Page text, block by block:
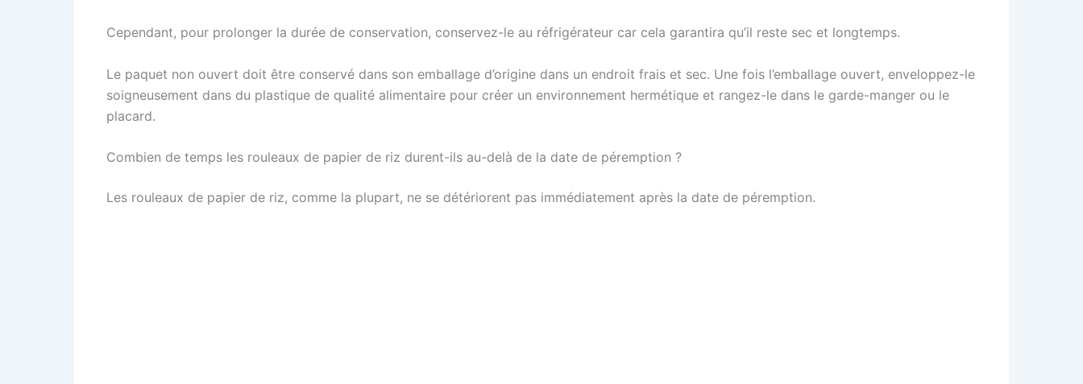
Cependant, pour prolonger la durée de conservation, conservez-le au réfrigérateur car cela garantira qu’il reste sec et longtemps.
Le paquet non ouvert doit être conservé dans son emballage d’origine dans un endroit frais et sec. Une fois l’emballage ouvert, enveloppez-le
soigneusement dans du plastique de qualité alimentaire pour créer un environnement hermétique et rangez-le dans le garde-manger ou le
placard.
Combien de temps les rouleaux de papier de riz durent-ils au-delà de la date de péremption ?
Les rouleaux de papier de riz, comme la plupart, ne se détériorent pas immédiatement après la date de péremption.